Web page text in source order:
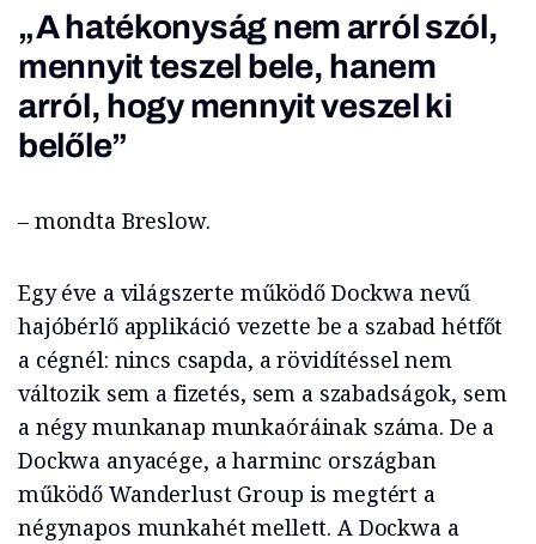
„A hatékonyság nem arról szól,
mennyit teszel bele, hanem
arról, hogy mennyit veszel ki
belőle”
– mondta Breslow.
Egy éve a világszerte működő Dockwa nevű
hajóbérlő applikáció vezette be a szabad hétfőt
a cégnél: nincs csapda, a rövidítéssel nem
változik sem a fizetés, sem a szabadságok, sem
a négy munkanap munkaóráinak száma. De a
Dockwa anyacége, a harminc országban
működő Wanderlust Group is megtért a
négynapos munkahét mellett. A Dockwa a